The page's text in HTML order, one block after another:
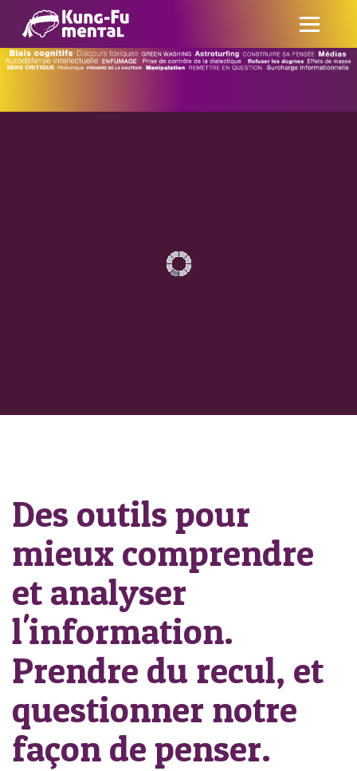
Des outils pour
mieux comprendre
et analyser
l'information.
Prendre du recul, et
questionner notre
façon de penser.